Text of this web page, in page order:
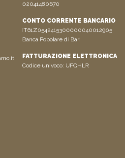
02041480670
CONTO CORRENTE BANCARIO
IT61Z0542415300000040012905
Banca Popolare di Bari
FATTURAZIONE ELETTRONICA
Codice univoco: UFQHLR